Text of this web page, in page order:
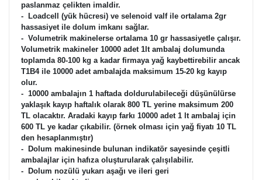
paslanmaz çelikten imaldir.
- Loadcell (yük hücresi) ve selenoid valf ile ortalama 2gr
hassasiyet ile dolum imkanı sağlar.
- Volumetrik makinelerse ortalama 10 gr hassasiyetle çalışır.
Volumetrik makineler 10000 adet 1lt ambalaj dolumunda
toplamda 80-100 kg a kadar firmaya yağ kaybettirebilir ancak
T1B4 ile 10000 adet ambalajda maksimum 15-20 kg kayıp
olur.
- 10000 ambalajın 1 haftada doldurulabileceği düşünülürse
yaklaşık kayıp haftalık olarak 800 TL yerine maksimum 200
TL olacaktır. Aradaki kayıp farkı 10000 adet 1 lt ambalaj için
600 TL ye kadar çıkabilir. (örnek olması için yağ fiyatı 10 TL
den hesaplanmıştır)
- Dolum makinesinde bulunan indikatör sayesinde çeşitli
ambalajlar için hafıza oluşturularak çalışılabilir.
- Dolum nozülü yukarı aşağı ve ileri geri